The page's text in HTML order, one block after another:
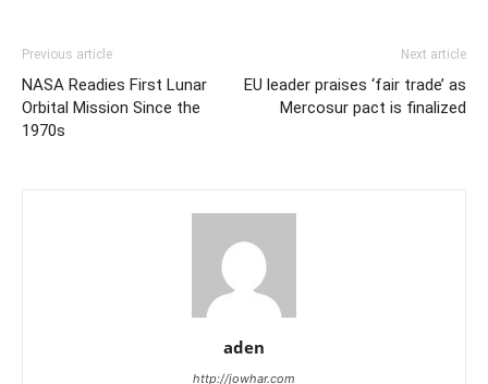
Previous article
NASA Readies First Lunar
Orbital Mission Since the
1970s
Next article
EU leader praises ‘fair trade’ as
Mercosur pact is finalized
aden
http://jowhar.com